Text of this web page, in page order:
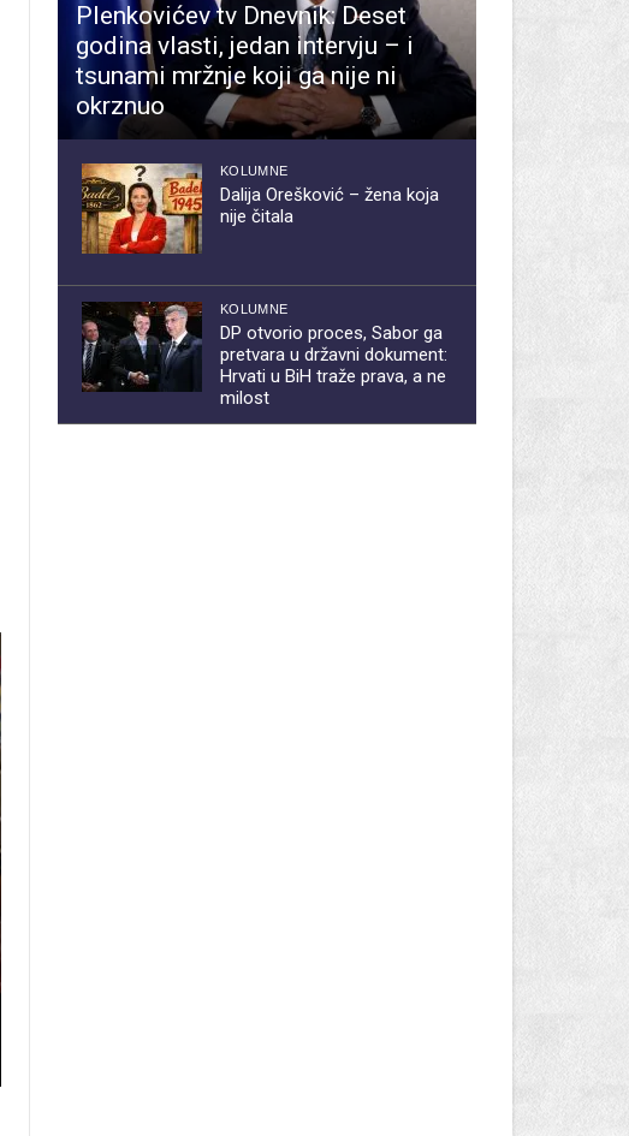
Plenkovićev tv Dnevnik: Deset
godina vlasti, jedan intervju – i
tsunami mržnje koji ga nije ni
okrznuo
KOLUMNE
Dalija Orešković – žena koja
nije čitala
KOLUMNE
DP otvorio proces, Sabor ga
pretvara u državni dokument:
Hrvati u BiH traže prava, a ne
milost